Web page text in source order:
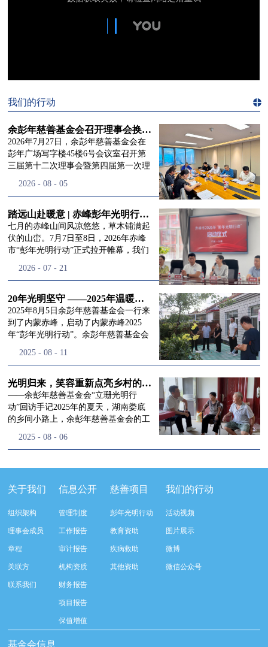
我们的行动
余彭年慈善基金会召开理事会换届会议
2026年7月27日，余彭年慈善基金会在
彭年广场写字楼45楼6号会议室召开第
三届第十二次理事会暨第四届第一次理
徐滨先生；副理事长兼秘书长彭志兵先
生、李玲辉先生、郭启兴先生及梅鑫先
生，现场列席人员:监事孙海跃先生，联
合党支部书记曾层同志。本次会议由理
事长徐滨主持，会议出席人数超过理事
换届会议严格按照基金会章程规定流程
同回顾了基金会过往任期内在助学兴
教、医疗救助、公益事业普惠等多个领
域深耕耕耘的公益历程，充分肯定了第
三届理事会全体成员多年来接续付出的
民、济世利人"的慈善理念所做出的突
流程，完成了新一届治理层的选举任
命，全新的第四届理事会正式组建完
成：选举彭志兵、徐滨、彭新英、李
栋、李玲辉、郭启兴、梅鑫为余彭年慈
余彭年慈善基金会第四届理事会监事。
徐滨先生当选余彭年慈善基金会第四届
先生依次为新一任理事长徐滨先生及秘
新起点上，基金会将始终坚守创立初
心，继续沿着余彭年先生的慈善足迹稳
步前行：一方面将持续巩固已有的品牌
公益项目优势，把帮扶资源更精准地向
索适配新时代公益环境的创新路径，联
动更多社会爱心力量，搭建更透明、更
阔的角落，用实际行动践行"取之于社
会、用之于社会"的公益承诺。未来，
余彭年慈善基金会将在新一届理事会的
带领下，以更饱满的热忱投身公益慈善
2026 - 08 - 05
踏远山赴暖意 | 赤峰彭年光明行动启程，入户回访接住乡亲眼底的光亮
七月的赤峰山间风凉悠悠，草木铺满起
伏的山峦。7月7日至8日，2026年赤峰
市“彭年光明行动”正式拉开帷幕，我们
土地，赴一场延续了二十一年的光明之
残联唐婷婷理事长到场参与本次启动活
动，由衷肯定了基金会坚持二十一年深
耕光明帮扶的坚守，也向长久奔走推进
项目的我们表达了谢意。二十一年时光
市与县域，一趟趟奔赴偏远地区，只为
景，这份认可，也让我们更加笃定前行
的脚步。启动仪式落幕之后，我们没有
即刻返程，联合赤峰市残联的工作人
员、专业医护队伍走入乡间小路，随机
小路弯弯曲曲，两边是繁茂的林木，我
家中。简朴的乡村民居陈设简单，老人
往日家中大大小小的农活，全都压在了
老伴一人肩上。此前季爷爷的左眼早已
彻底失明，卧床的日子里视野一片昏
暗，行动受限再加上双目近乎失明，老
人常常对往后的生活满心忧虑。得益于
去年项目开展的右眼手术，如今他的右
眼重获视力，平日里能够看清手机屏
幕，简单的日常起居也可以自己打理不
少。聊天的时候季爷爷语气满是庆
幸：“本来走路就不利索，要是双眼都
看不见，真的不敢设想往后的日子。现
2026 - 07 - 21
20年光明坚守 ——2025年温暖启程“彭年光明行动”内蒙赤峰
2025年8月5日余彭年慈善基金会一行来
到了内蒙赤峰，启动了内蒙赤峰2025
年“彭年光明行动”。余彭年慈善基金会
欣以及余彭年慈善基金会志愿者姜颖妍
峰市残联理事长孙德欣对我们“彭年光
明行动”给予了高度的肯定，他表示“彭
年光明行动”不仅仅是帮助白内障患者
恢复光明，最重要的是减轻了患者家庭
事业的生动体现。随后余彭年慈善基金
光明行动”在内蒙的点点滴滴，并希望
覆盖，加强术后随访与科普宣传，同时
仪式后余彭年慈善基金会一行实地探访
了项目实施的一线情况，详细了解了患
流程就诊环节。 探访结束后，我们一行
开始对参与项目的患者进行了随机的回
项目的患者进行了随机的回访。居住在
松山区三道井子村的王奶奶左眼一直视
检查治疗。村里的赵书记在走访过程中
2025 - 08 - 11
光明归来，笑容重新点亮乡村的角落
——余彭年慈善基金会“立珊光明行
动”回访手记2025年的夏天，湖南娄底
的乡间小路上，余彭年慈善基金会的工
着一份特别的牵挂，走进了一个个普通
曾经被白内障困扰的老人，在接受
发生了怎样的变化。“现在能看清菜苗
来到涟源市渡头塘乡洪家村。72岁的曾
爷爷正在自家菜地里忙碌。他曾是村里
见，另一只眼睛的视力也越来越差。以
前，他看不清鱼塘的水位，也分不清菜
术后，眼睛亮堂多了！”老人笑着说。
现在，他能清楚地看到鱼塘里鱼儿游动
杂草。尽管手部有残疾，但他在田埂上
2025 - 08 - 06
们的行
动
道>>
关于我们
组织架构
理事会成员
章程
关联方
联系我们
信息公开
管理制度
工作报告
审计报告
机构资质
财务报告
项目报告
保值增值
慈善项目
彭年光明行动
教育资助
疾病救助
其他资助
我们的行动
活动视频
图片展示
微博
微信公众号
基金会信息